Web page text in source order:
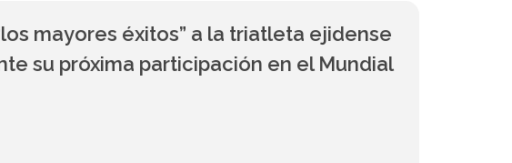
mayores éxitos” a la triatleta ejidense
su próxima participación en el Mundial